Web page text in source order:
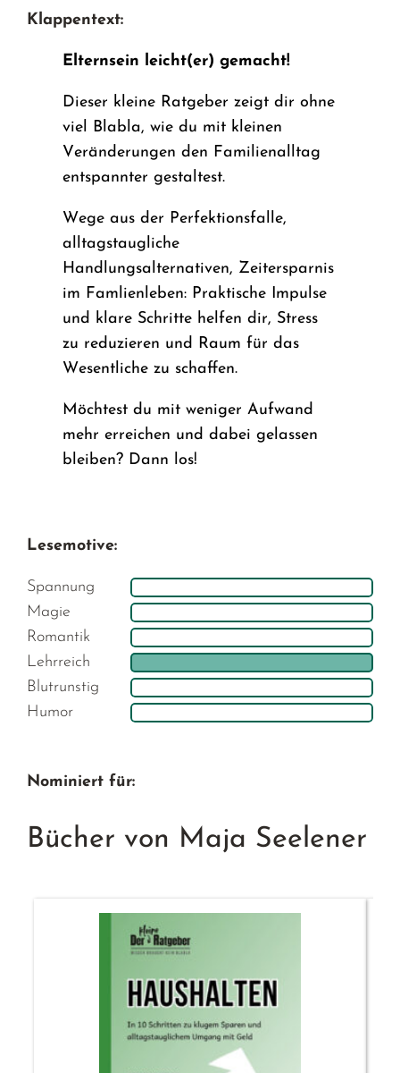
Klappentext:
Elternsein leicht(er) gemacht!
Dieser kleine Ratgeber zeigt dir ohne
viel Blabla, wie du mit kleinen
Veränderungen den Familienalltag
entspannter gestaltest.
Wege aus der Perfektionsfalle,
alltagstaugliche
Handlungsalternativen, Zeitersparnis
im Famlienleben: Praktische Impulse
und klare Schritte helfen dir, Stress
zu reduzieren und Raum für das
Wesentliche zu schaffen.
Möchtest du mit weniger Aufwand
mehr erreichen und dabei gelassen
bleiben? Dann los!
Lesemotive:
Spannung
Magie
Romantik
Lehrreich
Blutrunstig
Humor
Nominiert für:
Bücher von Maja Seelener